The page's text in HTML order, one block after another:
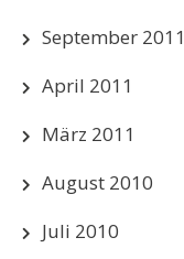
September 2011
April 2011
März 2011
August 2010
Juli 2010